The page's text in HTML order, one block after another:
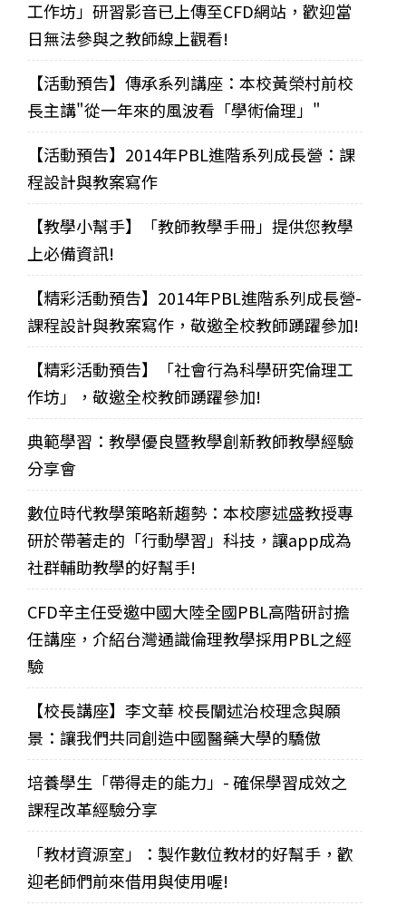
工作坊」研習影音已上傳至CFD網站，歡迎當
日無法參與之教師線上觀看!
【活動預告】傳承系列講座：本校黃榮村前校
長主講"從一年來的風波看「學術倫理」"
【活動預告】2014年PBL進階系列成長營：課
程設計與教案寫作
【教學小幫手】「教師教學手冊」提供您教學
上必備資訊!
【精彩活動預告】2014年PBL進階系列成長營-
課程設計與教案寫作，敬邀全校教師踴躍參加!
【精彩活動預告】「社會行為科學研究倫理工
作坊」，敬邀全校教師踴躍參加!
典範學習：教學優良暨教學創新教師教學經驗
分享會
數位時代教學策略新趨勢：本校廖述盛教授專
研於帶著走的「行動學習」科技，讓app成為
社群輔助教學的好幫手!
CFD辛主任受邀中國大陸全國PBL高階研討擔
任講座，介紹台灣通識倫理教學採用PBL之經
驗
【校長講座】李文華 校長闡述治校理念與願
景：讓我們共同創造中國醫藥大學的驕傲
培養學生「帶得走的能力」- 確保學習成效之
課程改革經驗分享
「教材資源室」：製作數位教材的好幫手，歡
迎老師們前來借用與使用喔!